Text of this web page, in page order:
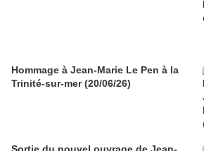
Hommage à Jean-Marie Le Pen à la
Trinité-sur-mer (20/06/26)